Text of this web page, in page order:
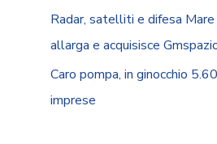
Radar, satelliti e difesa Mare
allarga e acquisisce
Caro pompa, in ginocchio
imprese